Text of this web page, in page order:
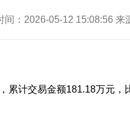
间：2026-05-12 15:08:56 来
累计交易金额181.18万元，